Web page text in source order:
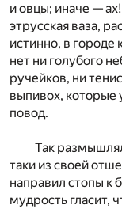
и овцы; иначе —
этрусская ваза,
истинно, в
нет ни голубого
ручейков, ни
выпивох, которые
повод.
Так
таки из своей
направил стопы к
мудрость гласит,